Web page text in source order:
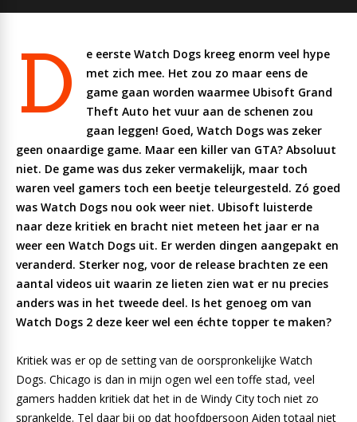
D
e eerste Watch Dogs kreeg enorm veel hype
met zich mee. Het zou zo maar eens de
game gaan worden waarmee Ubisoft Grand
Theft Auto het vuur aan de schenen zou
gaan leggen! Goed, Watch Dogs was zeker
geen onaardige game. Maar een killer van GTA? Absoluut
niet. De game was dus zeker vermakelijk, maar toch
waren veel gamers toch een beetje teleurgesteld. Zó goed
was Watch Dogs nou ook weer niet. Ubisoft luisterde
naar deze kritiek en bracht niet meteen het jaar er na
weer een Watch Dogs uit. Er werden dingen aangepakt en
veranderd. Sterker nog, voor de release brachten ze een
aantal videos uit waarin ze lieten zien wat er nu precies
anders was in het tweede deel. Is het genoeg om van
Watch Dogs 2 deze keer wel een échte topper te maken?
Kritiek was er op de setting van de oorspronkelijke Watch
Dogs. Chicago is dan in mijn ogen wel een toffe stad, veel
gamers hadden kritiek dat het in de Windy City toch niet zo
sprankelde. Tel daar bij op dat hoofdpersoon Aiden totaal niet